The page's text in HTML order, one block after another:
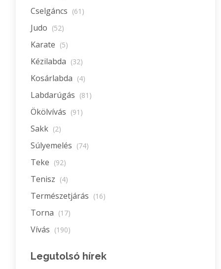
Cselgáncs (61)
Judo (52)
Karate (5)
Kézilabda (32)
Kosárlabda (4)
Labdarúgás (81)
Ökölvívás (91)
Sakk (2)
Súlyemelés (74)
Teke (92)
Tenisz (4)
Természetjárás (16)
Torna (17)
Vívás (190)
Legutolsó hírek